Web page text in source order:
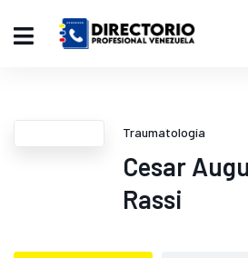
Traumatología
Cesar
Rassi